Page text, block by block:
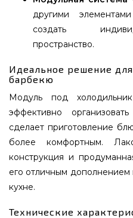
другими
создать
пространство.
Идеальное решение
барбекю
Модуль под
эффективно
сделает приготовление
более комфортным.
конструкция и
его отличным
кухне.
Технические